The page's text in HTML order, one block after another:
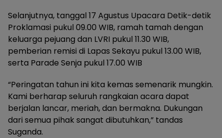
Selanjutnya, tanggal 17 Agustus Upacara Detik-detik
Proklamasi pukul 09.00 WIB, ramah tamah dengan
keluarga pejuang dan LVRI pukul 11.30 WIB,
pemberian remisi di Lapas Sekayu pukul 13.00 WIB,
serta Parade Senja pukul 17.00 WIB
“Peringatan tahun ini kita kemas semenarik mungkin.
Kami berharap seluruh rangkaian acara dapat
berjalan lancar, meriah, dan bermakna. Dukungan
dari semua pihak sangat dibutuhkan,” tandas
Suganda.